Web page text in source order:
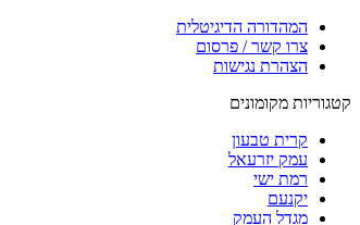
המהדורה הדיגיטלית
צרו קשר / פרסום
הצהרת נגישות
קטגוריות מקומונים
קרית טבעון
עמק יזרעאל
רמת ישי
יקנעם
מגדל העמק